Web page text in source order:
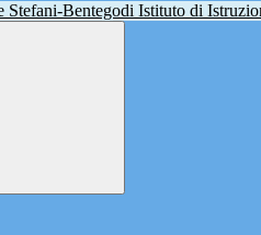
Istituto di